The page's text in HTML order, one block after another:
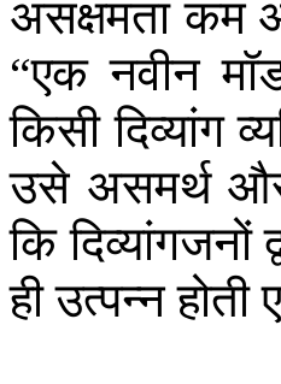
असक्षमता कम
“एक नवीन
किसी दिव्यांग
उसे असमर्थ
कि दिव्यांगजनों
ही उत्पन्न होती